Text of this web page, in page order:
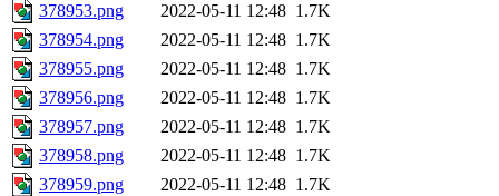
378953.png
2022-05-11 12:48 1.7K
378954.png
2022-05-11 12:48 1.7K
378955.png
2022-05-11 12:48 1.7K
378956.png
2022-05-11 12:48 1.7K
378957.png
2022-05-11 12:48 1.7K
378958.png
2022-05-11 12:48 1.7K
378959.png
2022-05-11 12:48 1.7K